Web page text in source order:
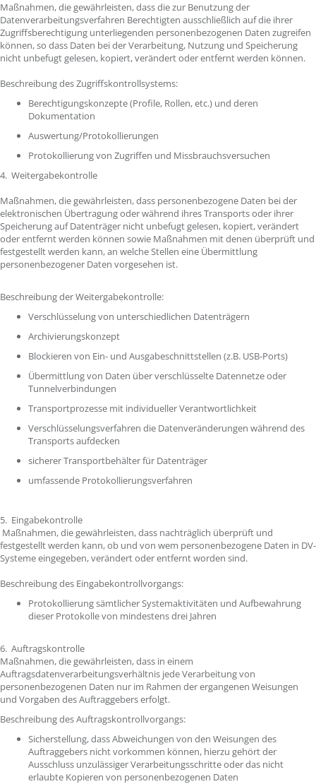
Maßnahmen, die gewährleisten, dass die zur Benutzung der
Datenverarbeitungsverfahren Berechtigten ausschließlich auf die ihrer
Zugriffsberechtigung unterliegenden personenbezogenen Daten zugreifen
können, so dass Daten bei der Verarbeitung, Nutzung und Speicherung
nicht unbefugt gelesen, kopiert, verändert oder entfernt werden können.
Beschreibung des Zugriffskontrollsystems:
Berechtigungskonzepte (Profile, Rollen, etc.) und deren
Dokumentation
Auswertung/Protokollierungen
Protokollierung von Zugriffen und Missbrauchsversuchen
4. Weitergabekontrolle
Maßnahmen, die gewährleisten, dass personenbezogene Daten bei der
elektronischen Übertragung oder während ihres Transports oder ihrer
Speicherung auf Datenträger nicht unbefugt gelesen, kopiert, verändert
oder entfernt werden können sowie Maßnahmen mit denen überprüft und
festgestellt werden kann, an welche Stellen eine Übermittlung
personenbezogener Daten vorgesehen ist.
Beschreibung der Weitergabekontrolle:
Verschlüsselung von unterschiedlichen Datenträgern
Archivierungskonzept
Blockieren von Ein- und Ausgabeschnittstellen (z.B. USB-Ports)
Übermittlung von Daten über verschlüsselte Datennetze oder
Tunnelverbindungen
Transportprozesse mit individueller Verantwortlichkeit
Verschlüsselungsverfahren die Datenveränderungen während des
Transports aufdecken
sicherer Transportbehälter für Datenträger
umfassende Protokollierungsverfahren
5. Eingabekontrolle
Maßnahmen, die gewährleisten, dass nachträglich überprüft und
festgestellt werden kann, ob und von wem personenbezogene Daten in DV-
Systeme eingegeben, verändert oder entfernt worden sind.
Beschreibung des Eingabekontrollvorgangs:
Protokollierung sämtlicher Systemaktivitäten und Aufbewahrung
dieser Protokolle von mindestens drei Jahren
6. Auftragskontrolle
Maßnahmen, die gewährleisten, dass in einem
Auftragsdatenverarbeitungsverhältnis jede Verarbeitung von
personenbezogenen Daten nur im Rahmen der ergangenen Weisungen
und Vorgaben des Auftraggebers erfolgt.
Beschreibung des Auftragskontrollvorgangs:
Sicherstellung, dass Abweichungen von den Weisungen des
Auftraggebers nicht vorkommen können, hierzu gehört der
Ausschluss unzulässiger Verarbeitungsschritte oder das nicht
erlaubte Kopieren von personenbezogenen Daten